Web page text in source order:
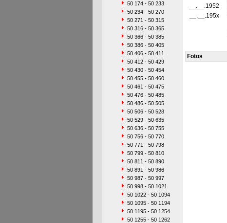
50 174 - 50 233
50 234 - 50 270
50 271 - 50 315
50 316 - 50 365
50 366 - 50 385
50 386 - 50 405
50 406 - 50 411
50 412 - 50 429
50 430 - 50 454
50 455 - 50 460
50 461 - 50 475
50 476 - 50 485
50 486 - 50 505
50 506 - 50 528
50 529 - 50 635
50 636 - 50 755
50 756 - 50 770
50 771 - 50 798
50 799 - 50 810
50 811 - 50 890
50 891 - 50 986
50 987 - 50 997
50 998 - 50 1021
50 1022 - 50 1094
50 1095 - 50 1194
50 1195 - 50 1254
50 1255 - 50 1262
__.__.1952
__.__.195x
Fotos